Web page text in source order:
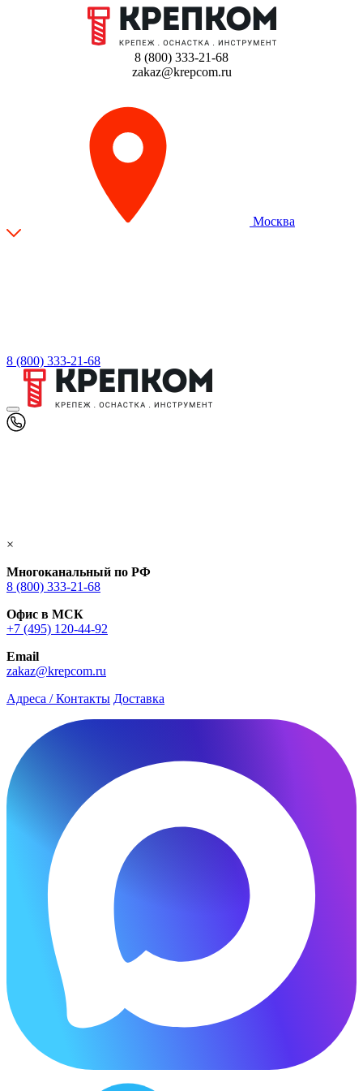
8 (800) 333-21-68
zakaz@krepcom.ru
Москва
8 (800) 333-21-68
×
Многоканальный по РФ
8 (800) 333‑21-68
Офис в МСК
+7 (495) 120-44-92
Email
zakaz@krepcom.ru
Адреса / Контакты Доставка